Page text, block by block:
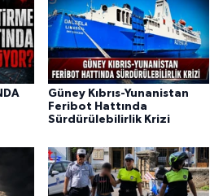
Güney Kıbrıs-Yunanistan
Feribot Hattında
Sürdürülebilirlik Krizi